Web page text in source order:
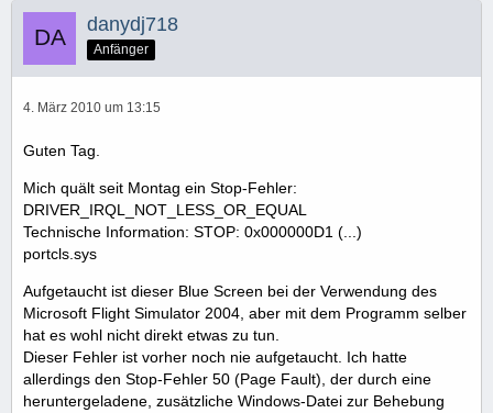
danydj718
Anfänger
4. März 2010 um 13:15
Guten Tag.
Mich quält seit Montag ein Stop-Fehler:
DRIVER_IRQL_NOT_LESS_OR_EQUAL
Technische Information: STOP: 0x000000D1 (...)
portcls.sys
Aufgetaucht ist dieser Blue Screen bei der Verwendung des
Microsoft Flight Simulator 2004, aber mit dem Programm selber
hat es wohl nicht direkt etwas zu tun.
Dieser Fehler ist vorher noch nie aufgetaucht. Ich hatte
allerdings den Stop-Fehler 50 (Page Fault), der durch eine
heruntergeladene, zusätzliche Windows-Datei zur Behebung